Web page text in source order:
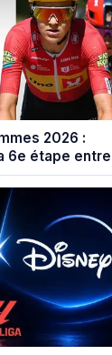
2026 :
6e étape entre
sur-Rhône